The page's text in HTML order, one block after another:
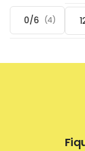
0/6 (4)